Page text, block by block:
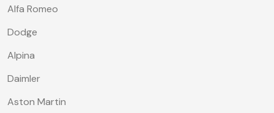
Alfa Romeo
Dodge
Alpina
Daimler
Aston Martin